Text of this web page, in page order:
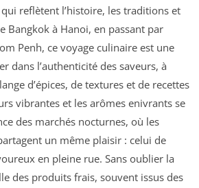
reflètent l’histoire, les traditions et
Bangkok à Hanoi, en passant par
Penh, ce voyage culinaire est une
dans l’authenticité des saveurs, à
d’épices, de textures et de recettes
vibrantes et les arômes enivrants se
des marchés nocturnes, où les
un même plaisir : celui de
en pleine rue. Sans oublier la
des produits frais, souvent issus des